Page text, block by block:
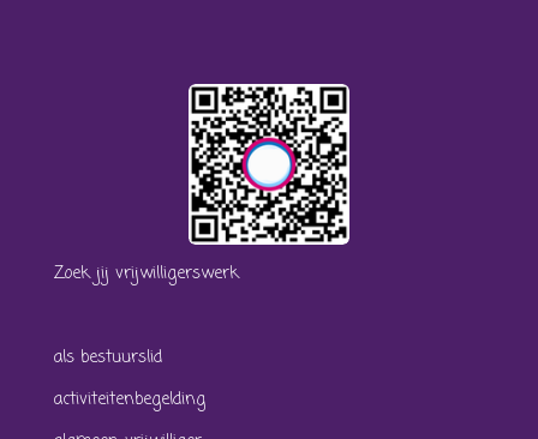
Zoek jij vrijwilligerswerk
als bestuurslid
activiteitenbegelding